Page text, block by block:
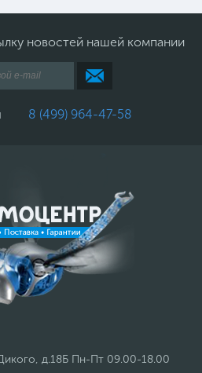
новостей нашей компании
8 (499) 964-47-58
д.18Б Пн-Пт 09.00-18.00